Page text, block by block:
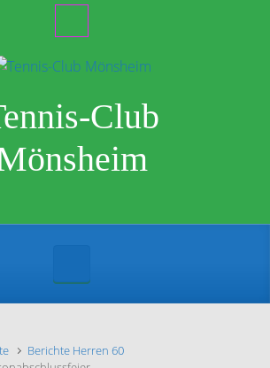
Club
Berichte Herren 60